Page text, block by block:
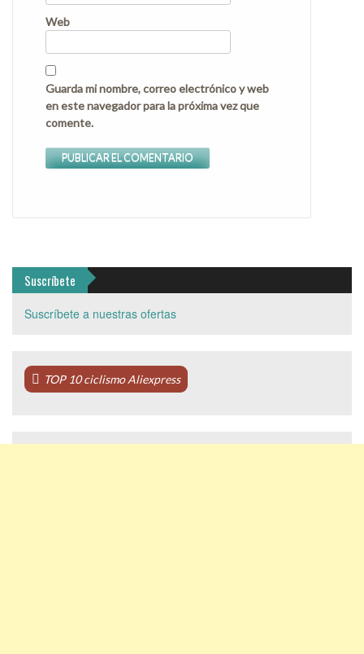
Web
Guarda mi nombre, correo electrónico y web
en este navegador para la próxima vez que
comente.
Suscríbete
Suscríbete a nuestras ofertas
TOP 10 ciclismo Aliexpress